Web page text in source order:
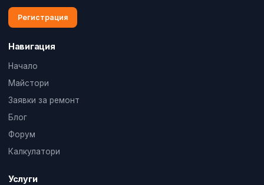
Регистрация
Навигация
Начало
Майстори
Заявки за ремонт
Блог
Форум
Калкулатори
Услуги